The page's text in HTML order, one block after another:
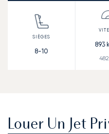
8-10
893
482
Louer Un Jet